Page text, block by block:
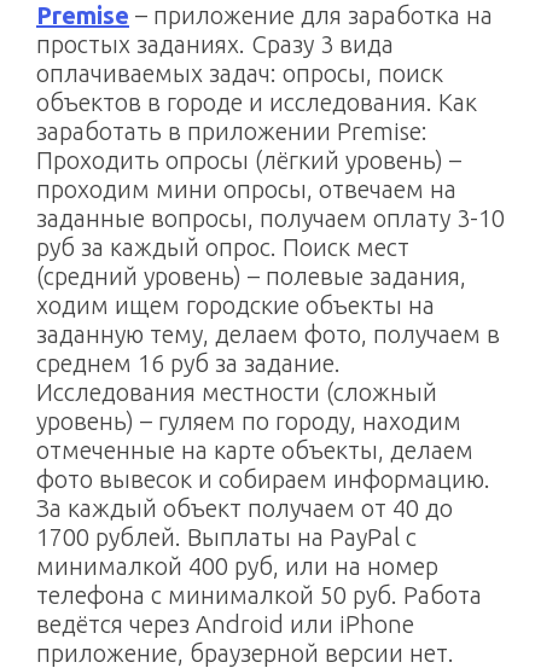
Premise – приложение для заработка на
простых заданиях. Сразу 3 вида
оплачиваемых задач: опросы, поиск
объектов в городе и исследования. Как
заработать в приложении Premise:
Проходить опросы (лёгкий уровень) –
проходим мини опросы, отвечаем на
заданные вопросы, получаем оплату 3-10
руб за каждый опрос. Поиск мест
(средний уровень) – полевые задания,
ходим ищем городские объекты на
заданную тему, делаем фото, получаем в
среднем 16 руб за задание.
Исследования местности (сложный
уровень) – гуляем по городу, находим
отмеченные на карте объекты, делаем
фото вывесок и собираем информацию.
За каждый объект получаем от 40 до
1700 рублей. Выплаты на PayPal c
минималкой 400 руб, или на номер
телефона с минималкой 50 руб. Работа
ведётся через Android или iPhone
приложение, браузерной версии нет.